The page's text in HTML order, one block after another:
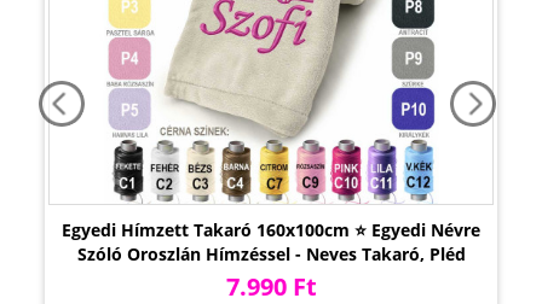
Egyedi Hímzett Takaró 160x100cm ⭐ Egyedi Névre
Szóló Oroszlán Hímzéssel - Neves Takaró, Pléd
7.990 Ft